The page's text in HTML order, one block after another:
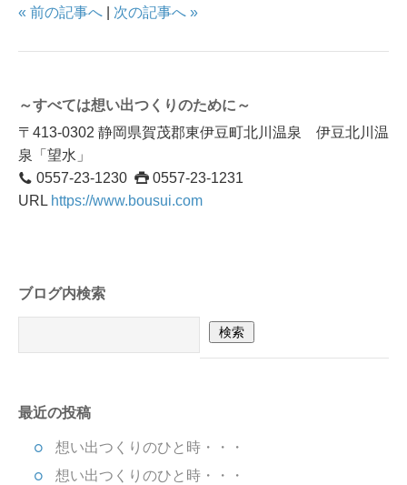
« 前の記事へ 次の記事へ »
～すべては想い出つくりのために～
〒413-0302 静岡県賀茂郡東伊豆町北川温泉 伊豆北川温
泉「望水」
0557-23-1230
0557-23-1231
URL https://www.bousui.com
ブログ内検索
最近の投稿
想い出つくりのひと時・・・
想い出つくりのひと時・・・